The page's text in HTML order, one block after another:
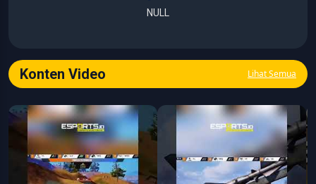
NULL
Konten Video Lihat Semua